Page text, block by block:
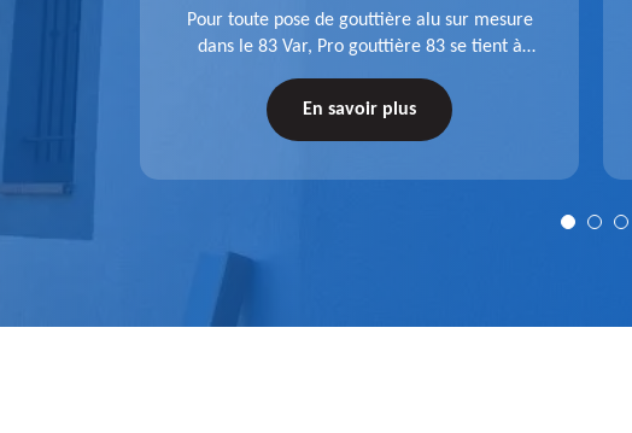
de
nous
Pour toute pose de gouttière alu sur mesure
dans le 83 Var, Pro gouttière 83 se tient à
de l'accessoire à installer, faites-nous
En savoir plus